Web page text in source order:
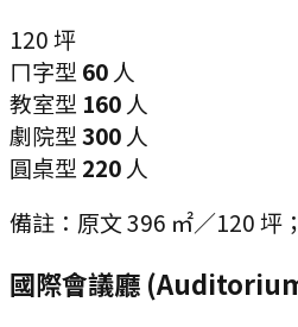
120坪
ㄇ字型 60 人
教室型 160 人
劇院型 300 人
圓桌型 220 人
備註： 原文 396 ㎡／120 坪
國際會議廳